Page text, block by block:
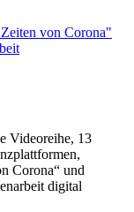
von Corona"
Videoreihe, 13
Corona“ und
digital